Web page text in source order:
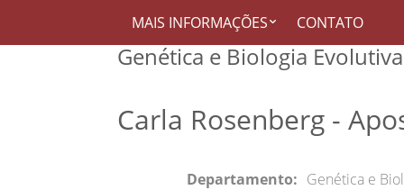
MAIS INFORMAÇÕES CONTATO
Genética e Biologia
Carla Rosenberg -
Departamento: Genética e